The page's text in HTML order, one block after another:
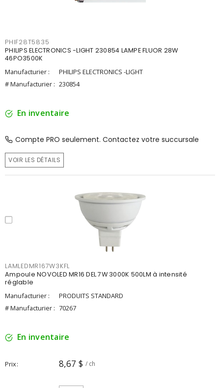
PHIF28T5835
PHILIPS ELECTRONICS -LIGHT 230854 LAMPE FLUOR 28W
46PO3500K
Manufacturier :
PHILIPS ELECTRONICS -LIGHT
# Manufacturier : 230854
En inventaire
Compte PRO seulement. Contactez votre succursale
VOIR LES DÉTAILS
LAMLEDMR167W3KFL
Ampoule NOVOLED MR16 DEL 7W 3000K 500LM à intensité
réglable
Manufacturier :
PRODUITS STANDARD
# Manufacturier : 70267
En inventaire
Prix 8,67 $ / ch